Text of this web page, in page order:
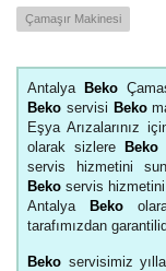
Çamaşır Makinesi
AntalyaBeko
Beko servisi Beko
Eşya Arızalarınız
olarak sizlereBeko
servis hizmetini
Beko servis
AntalyaBeko
tarafımızdan
Beko servisimiz